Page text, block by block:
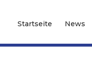
Startseite News